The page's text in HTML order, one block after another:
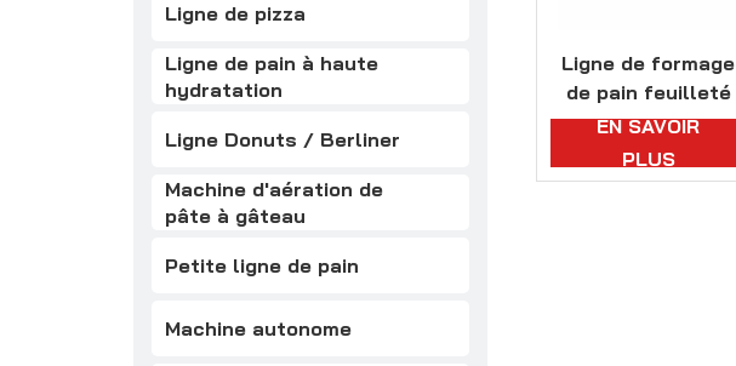
Ligne de pizza
Ligne de pain à haute
hydratation
Ligne Donuts / Berliner
Machine d'aération de
pâte à gâteau
Petite ligne de pain
Machine autonome
Ligne de formage
de pain feuilleté
haute
avec tunnel de
congélation
EN SAVOIR
PLUS